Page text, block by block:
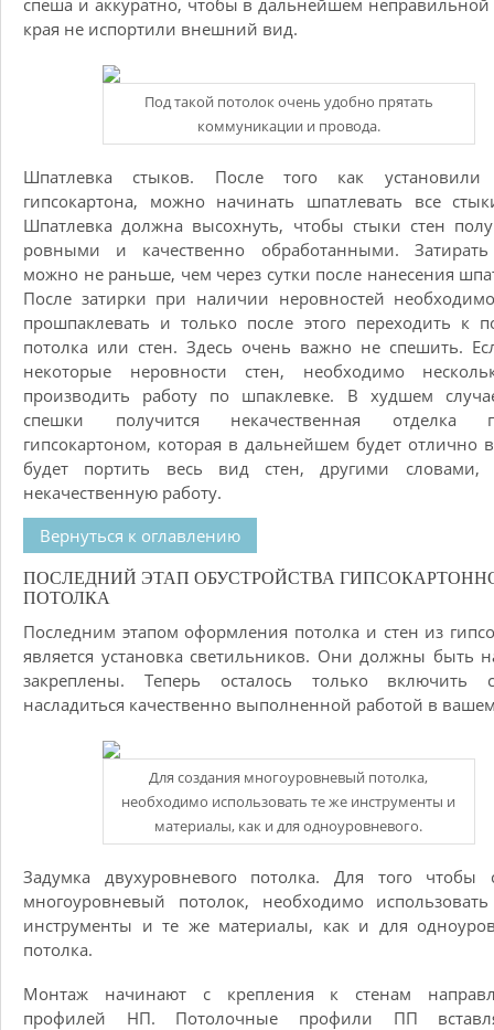
спеша и аккуратно, чтобы в дальнейшем
края не испортили внешний вид.
Под такой потолок очень удобно прятать
коммуникации и провода.
Шпатлевка стыков. После того как установили
гипсокартона, можно начинать шпатлевать все
Шпатлевка должна высохнуть, чтобы стыки стен
ровными и качественно обработанными.
можно не раньше, чем через сутки после нанесения
После затирки при наличии неровностей
прошпаклевать и только после этого переходить к
потолка или стен. Здесь очень важно не спешить.
некоторые неровности стен, необходимо
производить работу по шпаклевке. В худшем
спешки получится некачественная отделка
гипсокартоном, которая в дальнейшем будет отлично
будет портить весь вид стен, другими словами,
некачественную работу.
Вернуться к оглавлению
ПОСЛЕДНИЙ ЭТАП ОБУСТРОЙСТВА
ПОТОЛКА
Последним этапом оформления потолка и стен из
является установка светильников. Они должны быть
закреплены. Теперь осталось только включить
насладиться качественно выполненной работой в
Для создания многоуровневый потолка,
необходимо использовать те же инструменты и
материалы, как и для одноуровневого.
Задумка двухуровневого потолка. Для того чтобы
многоуровневый потолок, необходимо
инструменты и те же материалы, как и для
потолка.
Монтаж начинают с крепления к стенам
профилей НП. Потолочные профили ПП